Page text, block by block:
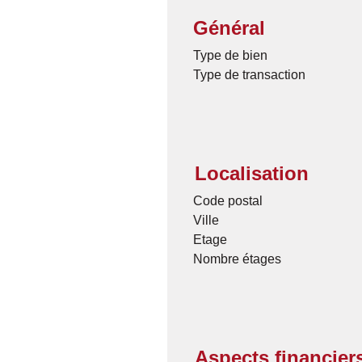
Général
Type de bien
Type de transaction
Localisation
Code postal
Ville
Etage
Nombre étages